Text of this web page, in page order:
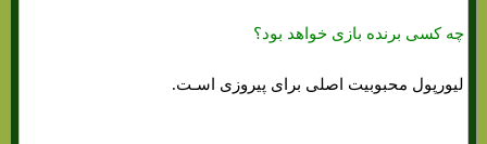
چه کسی برنده بازی خواهد بود؟
لیورپول محبوبیت اصلی برای پیروزی اسـت.